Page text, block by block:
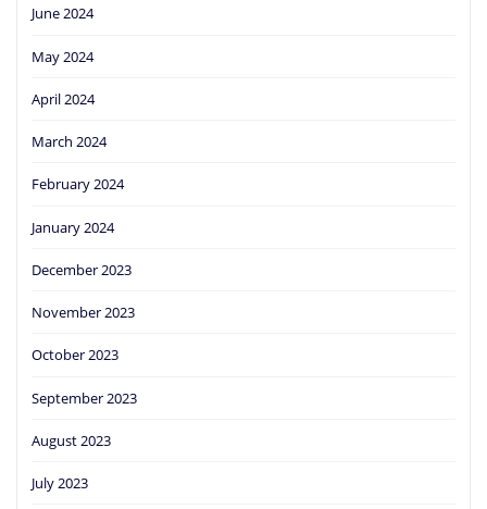
June 2024
May 2024
April 2024
March 2024
February 2024
January 2024
December 2023
November 2023
October 2023
September 2023
August 2023
July 2023